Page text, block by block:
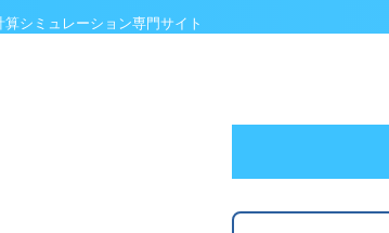
シミュレーション専門サイト